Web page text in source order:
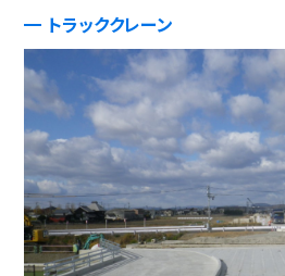
トラッククレーン